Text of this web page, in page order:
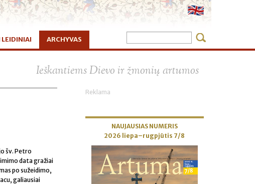
ARCHYVAS
Ieškantiems Dievo ir žmonių artumos
šv. Petro
data gražiai
po sužeidimo,
galiausiai
Reklama
NAUJAUSIAS NUMERIS
2026 liepa–rugpjūtis 7/8